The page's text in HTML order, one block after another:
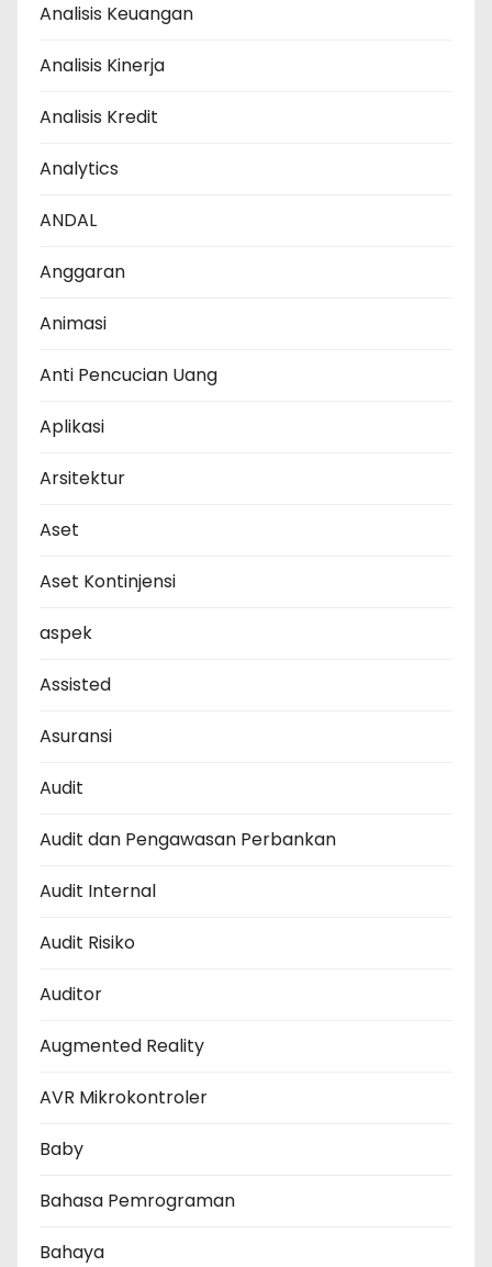
Analisis Keuangan
Analisis Kinerja
Analisis Kredit
Analytics
ANDAL
Anggaran
Animasi
Anti Pencucian Uang
Aplikasi
Arsitektur
Aset
Aset Kontinjensi
aspek
Assisted
Asuransi
Audit
Audit dan Pengawasan Perbankan
Audit Internal
Audit Risiko
Auditor
Augmented Reality
AVR Mikrokontroler
Baby
Bahasa Pemrograman
Bahaya